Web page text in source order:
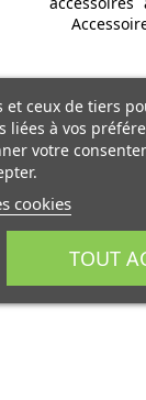
et ceux de tiers
à vos
votre
cookies
TOUT